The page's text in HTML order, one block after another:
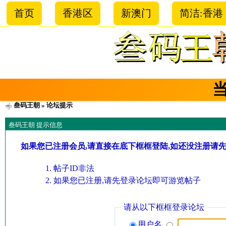
首页 香港区 新澳门 简洁:香港
叁码王朝 » 论坛提示
叁码王朝 提示信息
如果您已注册会员,请直接在底下框框登陆,如还没注册请
帖子ID非法
如果您已注册,请先登录论坛即可游览帖子
请从以下框框登录论坛
用户名